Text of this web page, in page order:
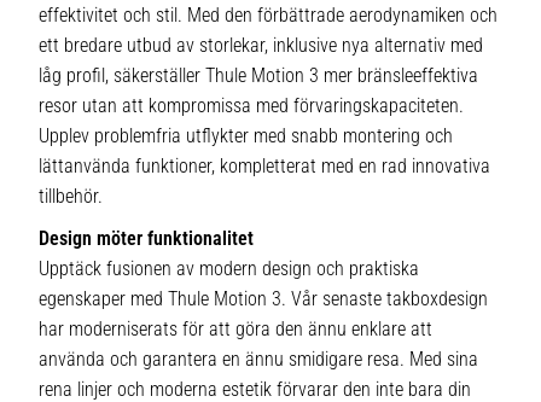
effektivitet och stil. Med den förbättrade aerodynamiken och
ett bredare utbud av storlekar, inklusive nya alternativ med
låg profil, säkerställer Thule Motion 3 mer bränsleeffektiva
resor utan att kompromissa med förvaringskapaciteten.
Upplev problemfria utflykter med snabb montering och
lättanvända funktioner, kompletterat med en rad innovativa
tillbehör.
Design möter funktionalitet
Upptäck fusionen av modern design och praktiska
egenskaper med Thule Motion 3. Vår senaste takboxdesign
har moderniserats för att göra den ännu enklare att
använda och garantera en ännu smidigare resa. Med sina
rena linjer och moderna estetik förvarar den inte bara din